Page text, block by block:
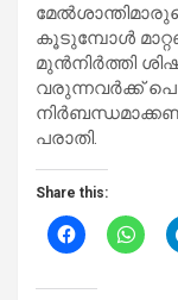
കൂടുമ്പോള്‍
മുന്‍നിര്‍ത്തി
വരുന്നവര്‍ക്ക്
പരാതി.
Share this: